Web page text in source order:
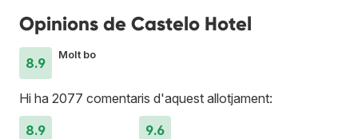
Opinions de Castelo Hotel
8.9
Molt bo
Hi ha 2077 comentaris d'aquest allotjament:
8.9
9.6